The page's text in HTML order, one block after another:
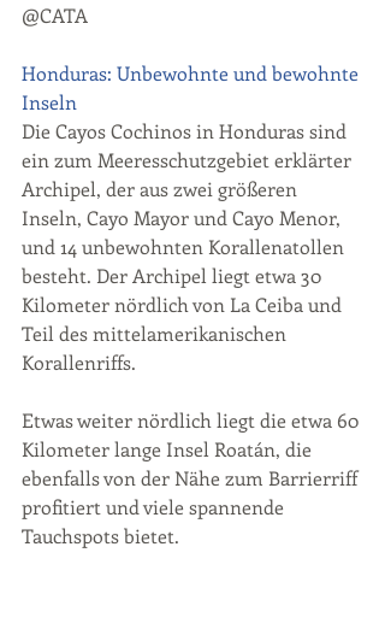
@CATA
Honduras: Unbewohnte und bewohnte
Inseln
Die Cayos Cochinos in Honduras sind
ein zum Meeresschutzgebiet erklärter
Archipel, der aus zwei größeren
Inseln, Cayo Mayor und Cayo Menor,
und 14 unbewohnten Korallenatollen
besteht. Der Archipel liegt etwa 30
Kilometer nördlich von La Ceiba und
Teil des mittelamerikanischen
Korallenriffs.
Etwas weiter nördlich liegt die etwa 60
Kilometer lange Insel Roatán, die
ebenfalls von der Nähe zum Barrierriff
profitiert und viele spannende
Tauchspots bietet.